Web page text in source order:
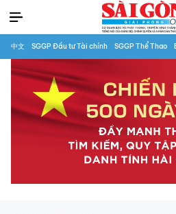
中文 SGGP Đầu tư Tài chính SGGP Thể Thao